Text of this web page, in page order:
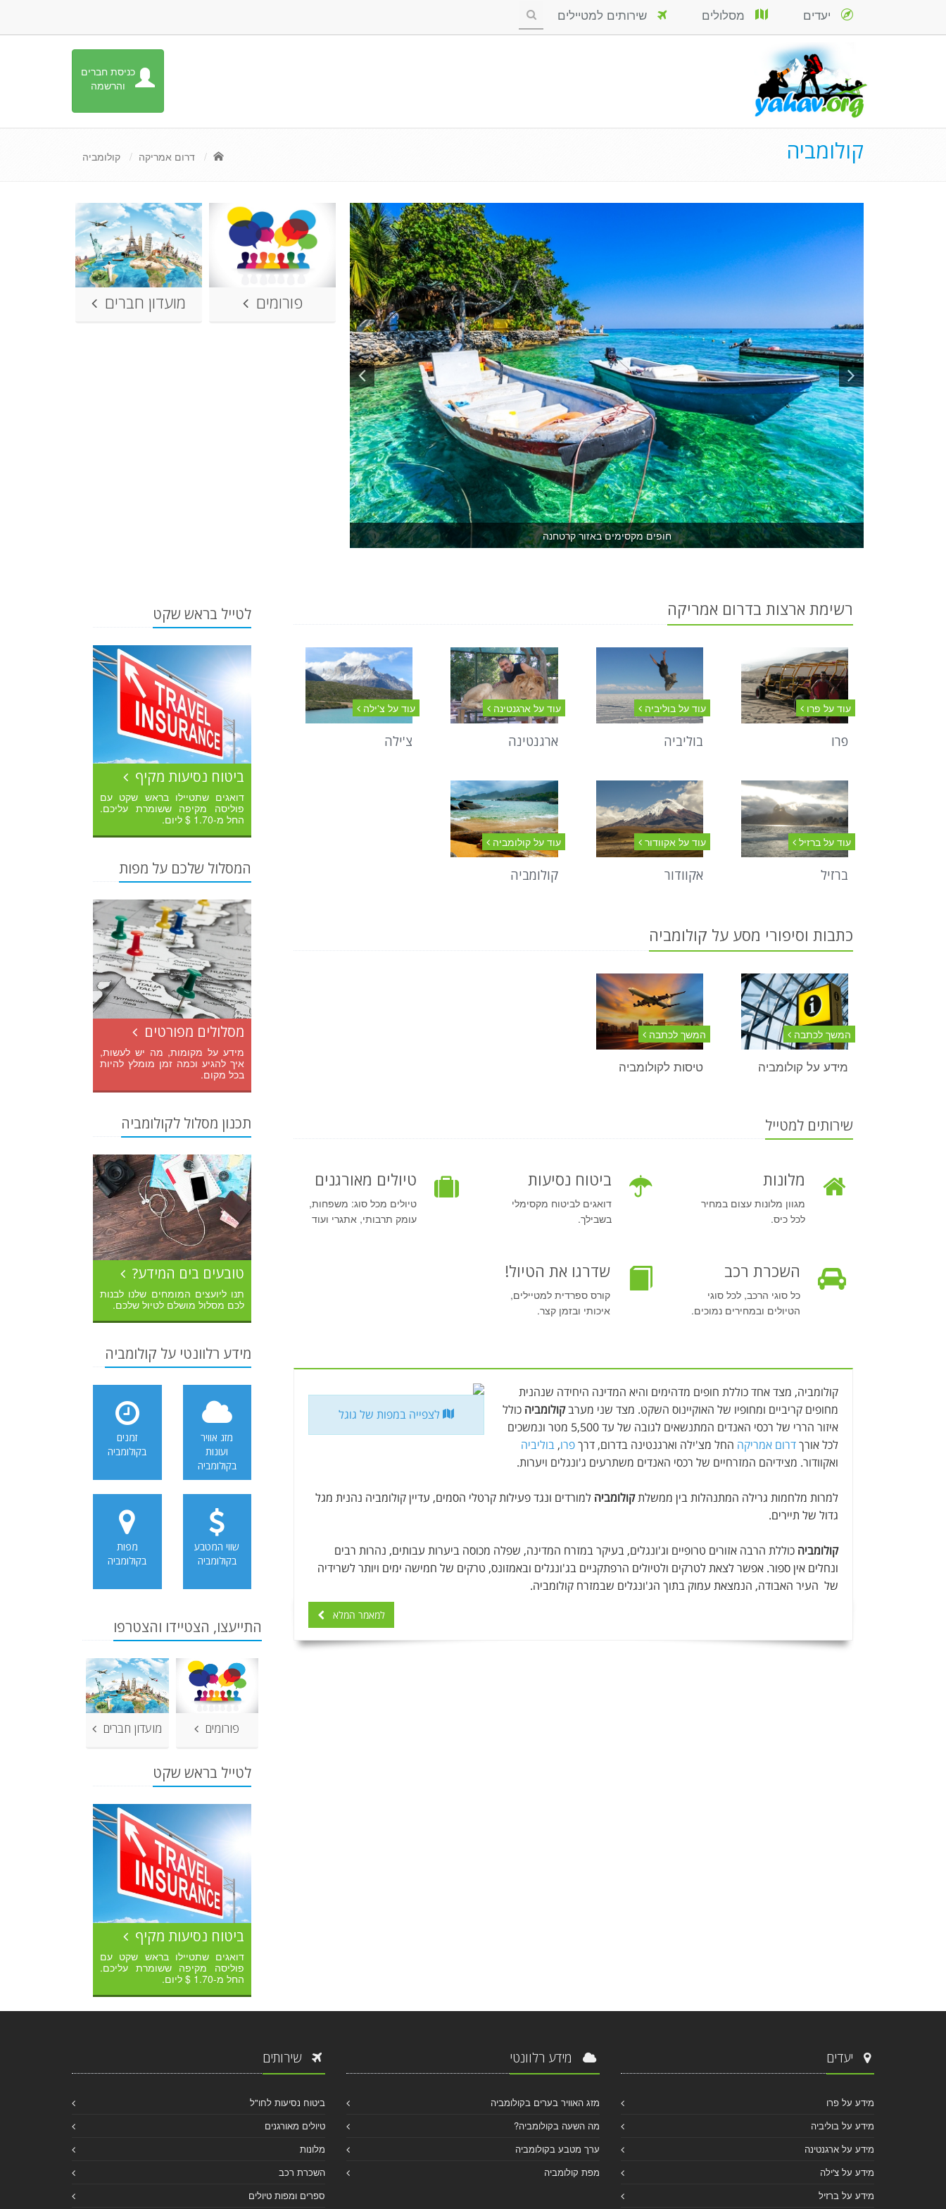
כניסת חברים
והרשמה
יעדים מסלולים שירותים למטיילים
קולומביה דרום אמריקה קולומביה
חופים מקסימים באזור קרטחנה
פורומים מועדון חברים
רשימת ארצות בדרום אמריקה
עוד על פרו
פרו
עוד על בוליביה
בוליביה
עוד על ארגנטינה
ארגנטינה
עוד על צ'ילה
צ'ילה
עוד על ברזיל
ברזיל
עוד על אקוודור
אקוודור
עוד על קולומביה
קולומביה
כתבות וסיפורי מסע על קולומביה
המשך לכתבה
מידע על קולומביה
המשך לכתבה
טיסות לקולומביה
שירותים למטייל
מלונות
מגוון מלונות עצום במחיר
לכל כיס.
ביטוח נסיעות
דואגים לביטוח מקסימלי
בשבילך.
טיולים מאורגנים
טיולים מכל סוג: משפחות,
עומק תרבותי, אתגרי ועוד
השכרת רכב
כל סוגי הרכב, לכל סוגי
הטיולים ובמחירים נמוכים.
שדרגו את הטיול!
קורס ספרדית למטיילים,
איכותי ובזמן קצר.
לצפייה במפות של גוגל
קולומביה, מצד אחד כוללת חופים מדהימים והיא המדינה היחידה שנהנית
מחופים קריביים ומחופיו של האוקיינוס השקט. מצד שני מערבקולומביה כולל
איזור הררי של רכסי האנדים המתנשאים לגובה של עד 5,500 מטר ונמשכים
לכל אורךדרום אמריקה החל מצ'ילה וארגנטינה בדרום, דרךפרו, בוליביה
ואקוודור. מצידיהם המזרחיים של רכסי האנדים משתרעים ג'ונגלים ויערות.
למרות מלחמות גרילה המתנהלות בין ממשלתקולומביה למורדים ונגד פעילות קרטלי הסמים, עדיין קולומביה נהנית מגל
גדול של תיירים.
קולומביה כוללת הרבה אזורים טרופיים וג'ונגלים, בעיקר במזרח המדינה, שפלה מכוסה ביערות עבותים, נהרות רבים
ונחלים אין ספור. אפשר לצאת לטרקים ולטיולים הרפתקניים בג'ונגלים ובאמזונס, טרקים של חמישה ימים ויותר לשרידיה
של העיר האבודה, הנמצאת עמוק בתוך הג'ונגלים שבמזרח קולומביה.
למאמר המלא
לטייל בראש שקט
ביטוח נסיעות מקיף
דואגים שתטיילו בראש שקט עם
פוליסה מקיפה ששומרת עליכם.
החל מ-1.70 $ ליום.
המסלול שלכם על מפות
מסלולים מפורטים
מידע על מקומות, מה יש לעשות,
איך להגיע וכמה זמן מומלץ להיות
בכל מקום.
תכנון מסלול לקולומביה
טובעים בים המידע?
תנו ליועצים המומחים שלנו לבנות
לכם מסלול מושלם לטיול שלכם.
מידע רלוונטי על קולומביה
מזג אוויר
ועונות
בקולומביה
זמנים
בקולומביה
שווי המטבע
בקולומביה
מפות
בקולומביה
התייעצו, הצטיידו והצטרפו
פורומים מועדון חברים
לטייל בראש שקט
ביטוח נסיעות מקיף
דואגים שתטיילו בראש שקט עם
פוליסה מקיפה ששומרת עליכם.
החל מ-1.70 $ ליום.
יעדים
מידע על פרו
מידע על בוליביה
מידע על ארגנטינה
מידע על צ'ילה
מידע על ברזיל
מידע רלוונטי
מזג האוויר בערים בקולומביה
מה השעה בקולומביה?
ערך מטבע בקולומביה
מפת קולומביה
שירותים
ביטוח נסיעות לחו"ל
טיולים מאורגנים
מלונות
השכרת רכב
ספרים ומפות טיולים